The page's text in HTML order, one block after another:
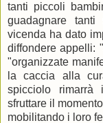
tanti piccoli
guadagnare
vicenda ha dato
diffondere appelli:
"organizzate
la caccia alla
spicciolo
sfruttare il
mobilitando i loro